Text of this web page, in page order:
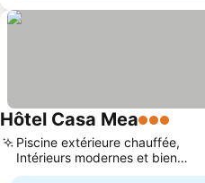
Hôtel Casa Mea3 Étoiles
Piscine extérieure chauffée,
Intérieurs modernes et bien
aménagés